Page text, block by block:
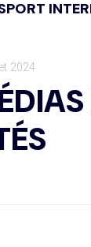
2024